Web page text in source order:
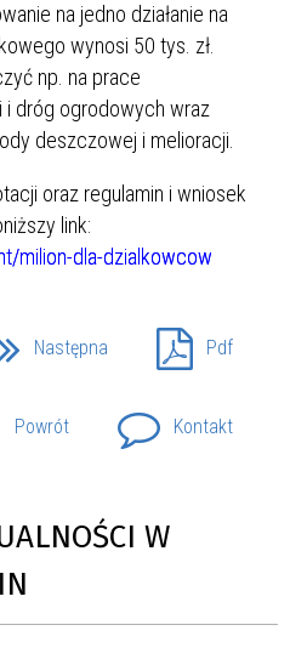
na jedno działanie na
wynosi 50 tys. zł.
np. na prace
i dróg ogrodowych wraz
deszczowej i melioracji.
oraz regulamin i wniosek
link:
milion-dla-dzialkowcow
Następna Pdf
Powrót Kontakt
W